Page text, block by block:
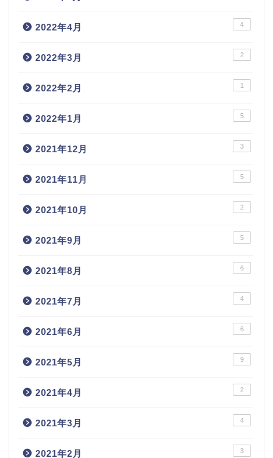
2022年4月 4
2022年3月 2
2022年2月 1
2022年1月 5
2021年12月 3
2021年11月 5
2021年10月 2
2021年9月 5
2021年8月 6
2021年7月 4
2021年6月 6
2021年5月 9
2021年4月 2
2021年3月 4
2021年2月 3